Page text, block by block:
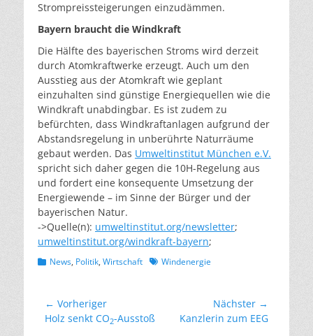
Strompreissteigerungen einzudämmen.
Bayern braucht die Windkraft
Die Hälfte des bayerischen Stroms wird derzeit
durch Atomkraftwerke erzeugt. Auch um den
Ausstieg aus der Atomkraft wie geplant
einzuhalten sind günstige Energiequellen wie die
Windkraft unabdingbar. Es ist zudem zu
befürchten, dass Windkraftanlagen aufgrund der
Abstandsregelung in unberührte Naturräume
gebaut werden. Das Umweltinstitut München e.V.
spricht sich daher gegen die 10H-Regelung aus
und fordert eine konsequente Umsetzung der
Energiewende – im Sinne der Bürger und der
bayerischen Natur.
->Quelle(n): umweltinstitut.org/newsletter;
umweltinstitut.org/windkraft-bayern;
Kategorien
News, Politik, Wirtschaft Schlagworte
Windenergie
Beitragsnavigation
← Vorheriger
Vorheriger
Holz senkt CO2-Ausstoß
Nächster →
NächsterKanzlerin zum EEG